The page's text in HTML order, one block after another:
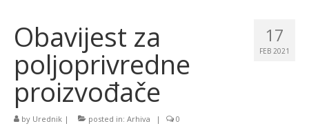
Službeni glasnici
Javne nabavke
Značajni datumi i manifestacije
Program energetske efikasnosti u stambenom
sektoru
17
FEB 2021
Obavijest za
poljoprivredne
proizvođače
by Urednik | posted in: Arhiva | 0